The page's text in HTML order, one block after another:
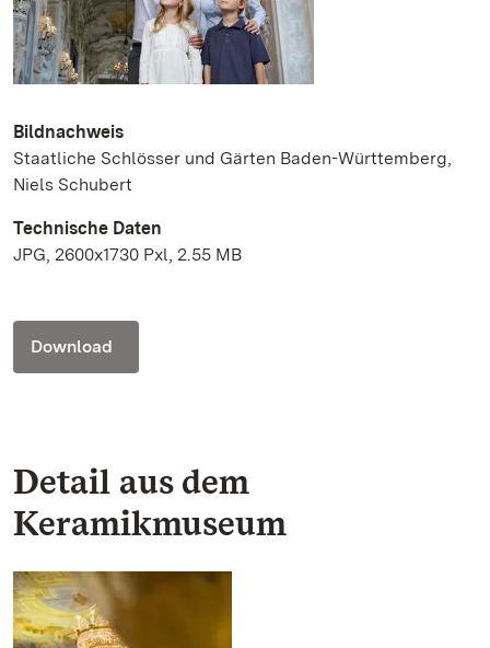
Bildnachweis
Staatliche Schlösser und Gärten Baden-Württemberg,
Niels Schubert
Technische Daten
JPG, 2600x1730 Pxl, 2.55 MB
Download
Detail aus dem
Keramikmuseum